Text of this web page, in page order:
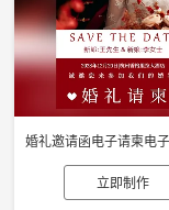
立即制作